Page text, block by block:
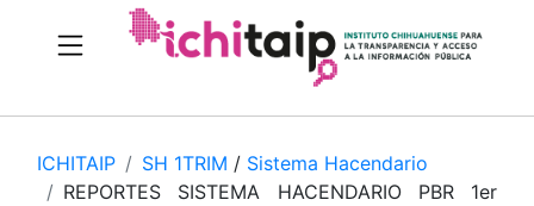
ICHITAIP SH 1TRIM / Sistema Hacendario
REPORTES SISTEMA HACENDARIO PBR 1er